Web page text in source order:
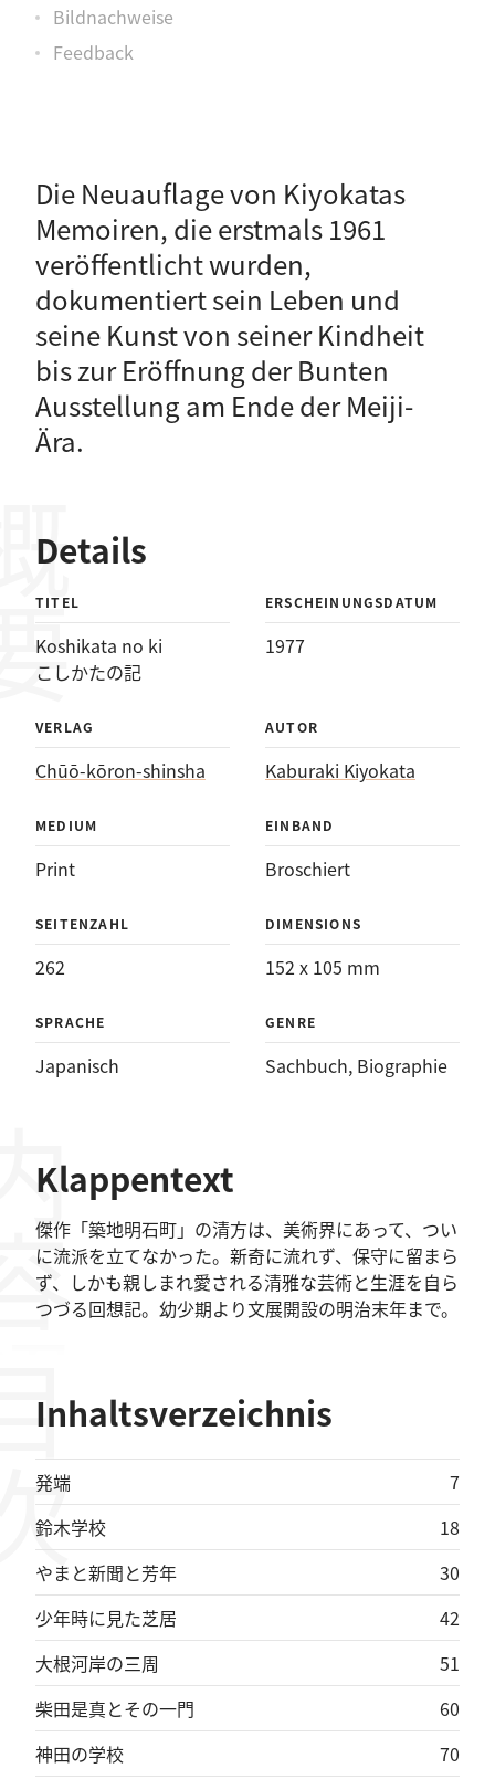
Bildnachweise
Feedback
Die Neuauflage von Kiyokatas
Memoiren, die erstmals 1961
veröffentlicht wurden,
dokumentiert sein Leben und
seine Kunst von seiner Kindheit
bis zur Eröffnung der Bunten
Ausstellung am Ende der Meiji-
Ära.
Details
TITEL
Koshikata no ki
こしかたの記
ERSCHEINUNGSDATUM
1977
VERLAG
Chūō-kōron-shinsha
AUTOR
Kaburaki Kiyokata
MEDIUM
Print
EINBAND
Broschiert
SEITENZAHL
262
DIMENSIONS
152 x 105 mm
SPRACHE
Japanisch
GENRE
Sachbuch, Biographie
Klappentext
介
傑作「築地明石町」の清方は、美術界にあって、つい
に流派を立てなかった。新奇に流れず、保守に留まら
ず、しかも親しまれ愛される清雅な芸術と生涯を自ら
つづる回想記。幼少期より文展開設の明治末年まで。
Inhaltsverzeichnis
発端
7
鈴木学校
18
やまと新聞と芳年
30
少年時に見た芝居
42
大根河岸の三周
51
柴田是真とその一門
60
神田の学校
70